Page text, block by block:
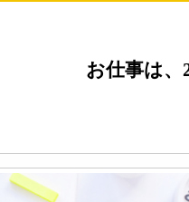
お仕事は、